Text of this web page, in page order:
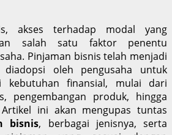
akses terhadap modal yang
salah satu faktor penentu
Pinjaman bisnis telah menjadi
oleh pengusaha untuk
kebutuhan finansial, mulai dari
pengembangan produk, hingga
ini akan mengupas tuntas
bisnis, berbagai jenisnya, serta